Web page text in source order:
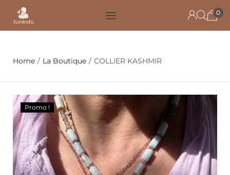
0
Home / La Boutique / COLLIER KASHMIR
Promo !